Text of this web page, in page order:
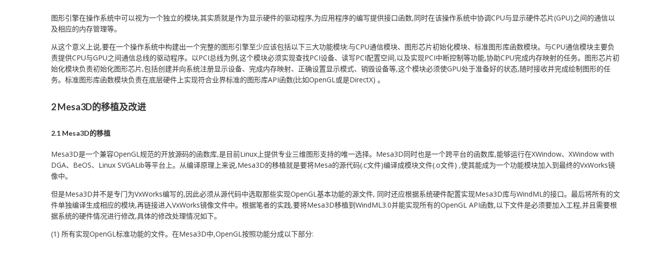
图形引擎在操作系统中可以视为一个独立的模块,其实质就是作为显示硬件的驱动程序,为应用程序的编写提供接口函数,同时在该操作系统中协调CPU与显示硬件芯片(GPU)之间的通信以
及相应的内存管理等。
从这个意义上说,要在一个操作系统中构建出一个完整的图形引擎至少应该包括以下三大功能模块:与CPU通信模块、图形芯片初始化模块、标准图形库函数模块。与CPU通信模块主要负
责提供CPU与GPU之间通信总线的驱动程序。以PCI总线为例,这个模块必须实现查找PCI设备、读写PCI配置空间,以及实现PCI中断控制等功能,协助CPU完成内存映射的任务。图形芯片初
始化模块负责初始化图形芯片,包括创建并向系统注册显示设备、完成内存映射、正确设置显示模式、销毁设备等,这个模块必须使GPU处于准备好的状态,随时接收并完成绘制图形的任
务。标准图形库函数模块负责在底层硬件上实现符合业界标准的图形库API函数(比如OpenGL或是DirectX) 。
2 Mesa3D的移植及改进
2.1 Mesa3D的移植
Mesa3D是一个兼容OpenGL规范的开放源码的函数库,是目前Linux上提供专业三维图形支持的唯一选择。Mesa3D同时也是一个跨平台的函数库,能够运行在XWindow、XWindow with
DGA、BeOS、Linux SVGALib等平台上。从编译原理上来说,Mesa3D的移植就是要将Mesa的源代码(.c文件)编译成模块文件(.o文件) ,使其能成为一个功能模块加入到最终的VxWorks镜
像中。
但是Mesa3D并不是专门为VxWorks编写的,因此必须从源代码中选取那些实现OpenGL基本功能的源文件, 同时还应根据系统硬件配置实现Mesa3D库与WindML的接口。最后将所有的文
件单独编译生成相应的模块,再链接进入VxWorks镜像文件中。根据笔者的实践,要将Mesa3D移植到WindML3.0并能实现所有的OpenGL API函数,以下文件是必须要加入工程,并且需要根
据系统的硬件情况进行修改,具体的修改处理情况如下。
(1) 所有实现OpenGL标准功能的文件。在Mesa3D中,OpenGL按照功能分成以下部分: